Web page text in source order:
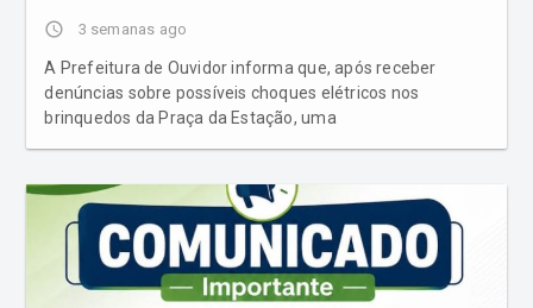
access_time 3 semanas ago
A Prefeitura de Ouvidor informa que, após receber
denúncias sobre possíveis choques elétricos nos
brinquedos da Praça da Estação, uma